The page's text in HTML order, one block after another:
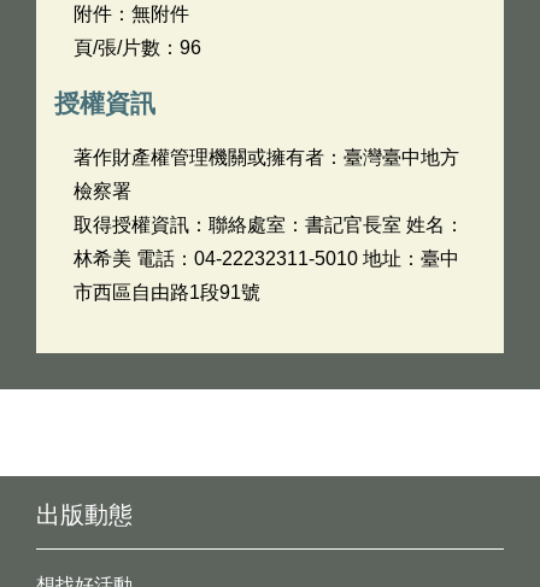
附件：無附件
頁/張/片數：96
授權資訊
著作財產權管理機關或擁有者：臺灣臺中地方
檢察署
取得授權資訊：聯絡處室：書記官長室 姓名：
林希美 電話：04-22232311-5010 地址：臺中
市西區自由路1段91號
出版動態